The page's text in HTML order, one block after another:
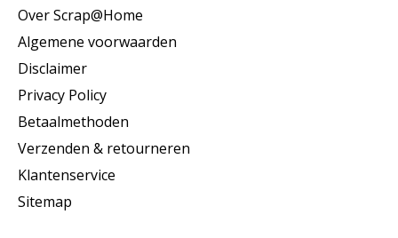
Over Scrap@Home
Algemene voorwaarden
Disclaimer
Privacy Policy
Betaalmethoden
Verzenden & retourneren
Klantenservice
Sitemap